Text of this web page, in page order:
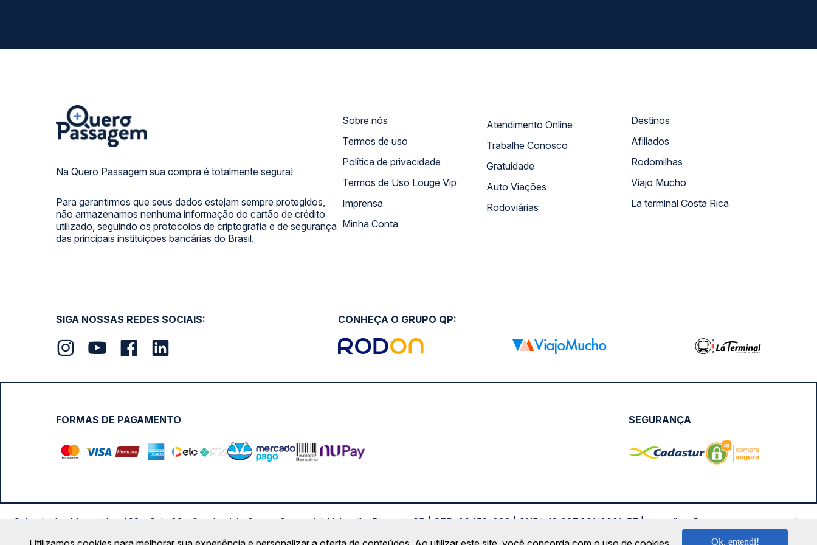
Na Quero Passagem sua compra é totalmente segura!
Para garantirmos que seus dados estejam sempre protegidos,
não armazenamos nenhuma informação do cartão de crédito
utilizado, seguindo os protocolos de criptografia e de segurança
das principais instituições bancárias do Brasil.
Sobre nós
Termos de uso
Política de privacidade
Termos de Uso Louge Vip
Imprensa
Minha Conta
Atendimento Online
Trabalhe Conosco
Gratuidade
Auto Viações
Rodoviárias
Destinos
Afiliados
Rodomilhas
Viajo Mucho
La terminal Costa Rica
SIGA NOSSAS REDES SOCIAIS: CONHEÇA O GRUPO QP:
FORMAS DE PAGAMENTO SEGURANÇA
Calçada das Margaridas, 163 - Sala 02 - Condomínio Centro Comercial Alphaville, Barueri - SP | CEP: 06453-038 | CNPJ: 18.087.991/0001-57 | saconibus@queropassagem.com.br
Copyright 2026 © QueroPassagem.com.br
Ok, entendi!